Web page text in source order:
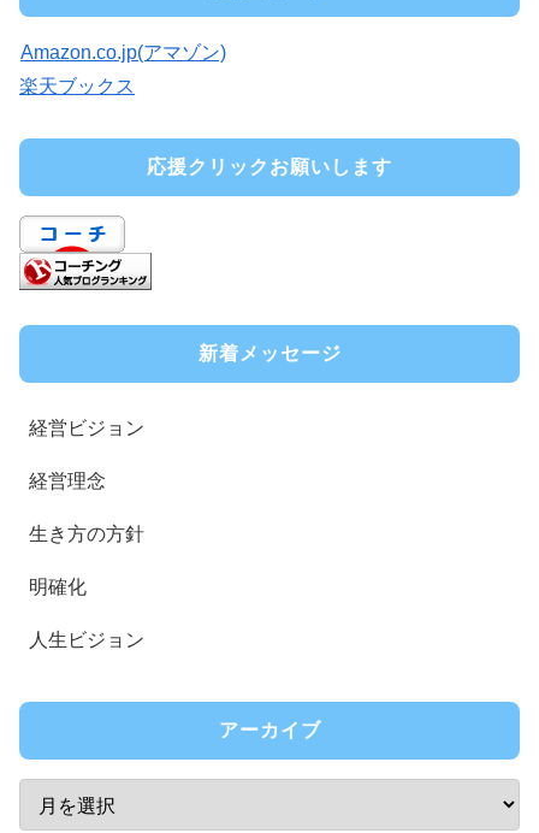
Amazon.co.jp(アマゾン)
楽天ブックス
応援クリックお願いします
新着メッセージ
経営ビジョン
経営理念
生き方の方針
明確化
人生ビジョン
アーカイブ